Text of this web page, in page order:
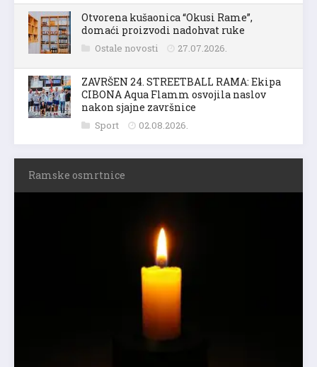
Otvorena kušaonica “Okusi Rame”,
domaći proizvodi nadohvat ruke
Ostale novosti 27.07.2026.
ZAVRŠEN 24. STREETBALL RAMA: Ekipa
CIBONA Aqua Flamm osvojila naslov
nakon sjajne završnice
Sport 02.08.2026.
Ramske osmrtnice